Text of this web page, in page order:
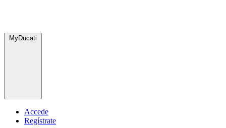
MyDucati
Accede
Regístrate